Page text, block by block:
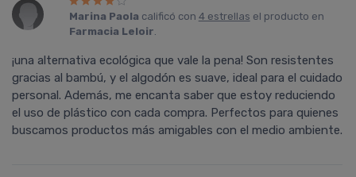
Marina Paola calificó con 4 estrellas el producto en
Farmacia Leloir.
¡una alternativa ecológica que vale la pena! Son resistentes
gracias al bambú, y el algodón es suave, ideal para el cuidado
personal. Además, me encanta saber que estoy reduciendo
el uso de plástico con cada compra. Perfectos para quienes
buscamos productos más amigables con el medio ambiente.